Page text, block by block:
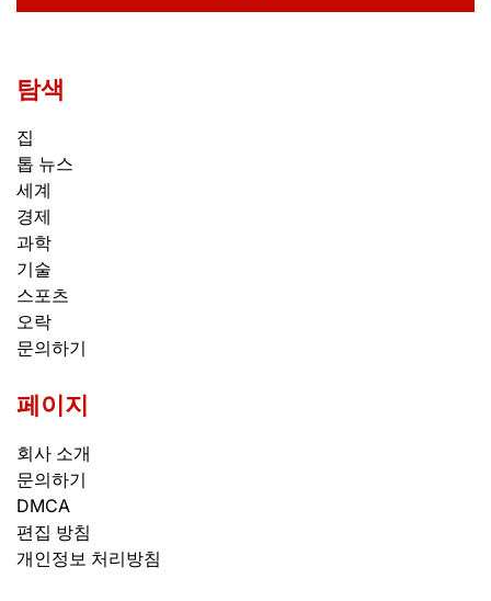
탐색
집
톱 뉴스
세계
경제
과학
기술
스포츠
오락
문의하기
페이지
회사 소개
문의하기
DMCA
편집 방침
개인정보 처리방침